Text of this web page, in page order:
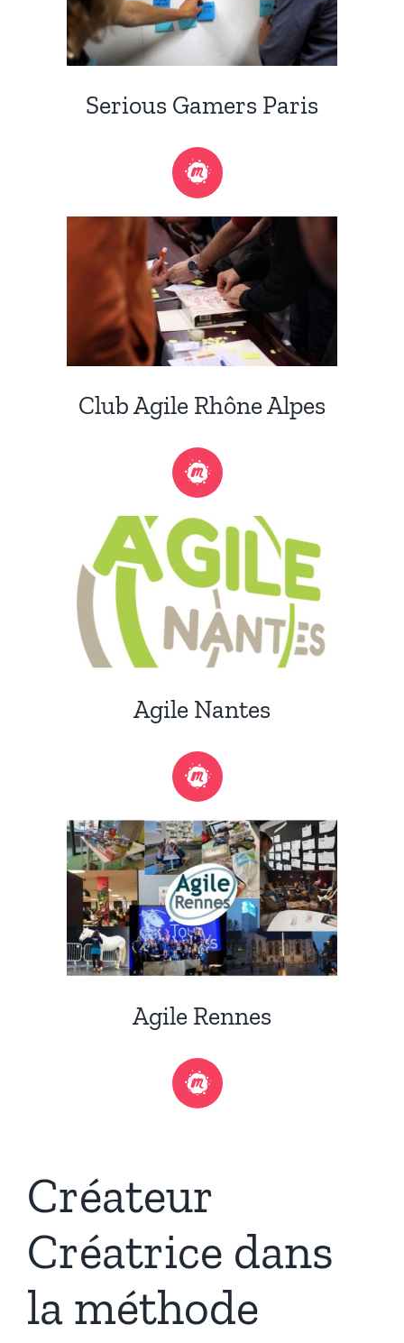
Serious Gamers Paris
Club Agile Rhône Alpes
Agile Nantes
Agile Rennes
Créateur
Créatrice dans
la méthode